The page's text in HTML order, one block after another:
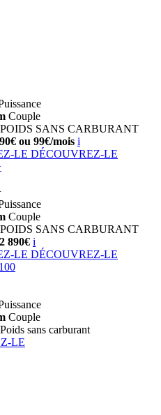
Couple
POIDS SANS CARBURANT
ou 99€/mois i
LE DÉCOUVREZ-LE
Couple
POIDS SANS CARBURANT
890€ i
LE DÉCOUVREZ-LE
Couple
Poids sans carburant
LE